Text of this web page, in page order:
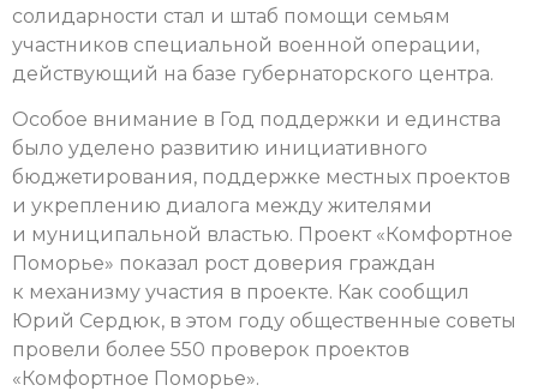
солидарности стал и штаб помощи семьям
участников специальной военной операции,
действующий на базе губернаторского центра.
Особое внимание в Год поддержки и единства
было уделено развитию инициативного
бюджетирования, поддержке местных проектов
и укреплению диалога между жителями
и муниципальной властью. Проект «Комфортное
Поморье» показал рост доверия граждан
к механизму участия в проекте. Как сообщил
Юрий Сердюк, в этом году общественные советы
провели более 550 проверок проектов
«Комфортное Поморье».